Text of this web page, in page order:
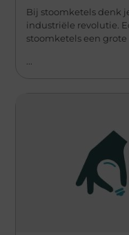
Bij stoomketels denk
industriële revolutie.
stoomketels een grote
...